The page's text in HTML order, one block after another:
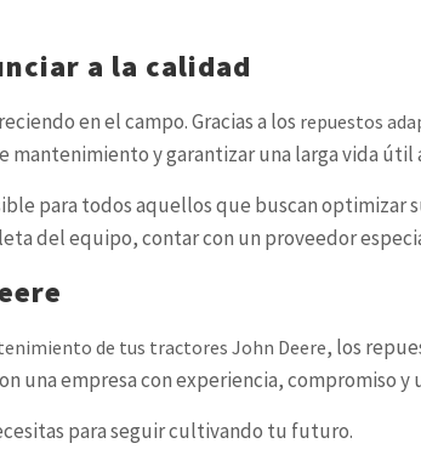
a la calidad
en el campo. Gracias a los repuestos
y garantizar una larga vida útil
para todos aquellos que buscan optimizar
del equipo, contar con un proveedor
de tus tractores John Deere, los
una empresa con experiencia, compromiso
para seguir cultivando tu futuro.